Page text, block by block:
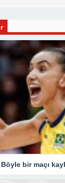
bir maçı